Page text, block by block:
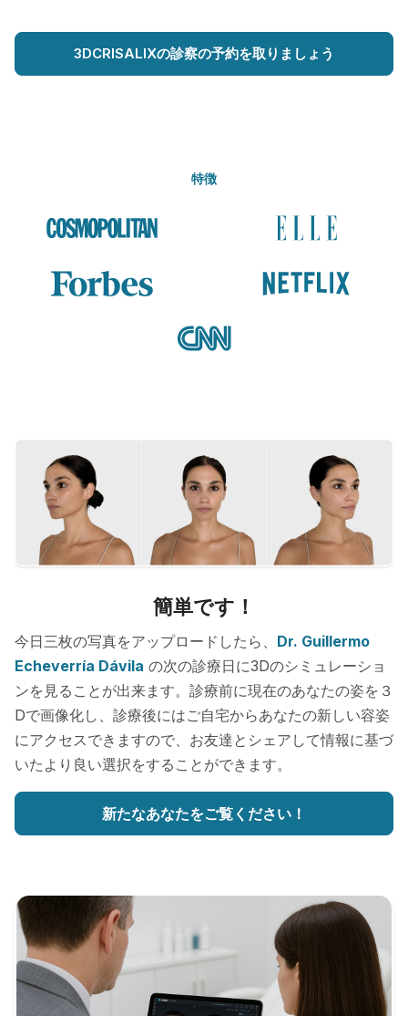
3DCRISALIXの診察の予約を取りましょう
特徴
簡単です！
今日三枚の写真をアップロードしたら、 Dr. Guillermo
Echeverría Dávila の次の診療日に3Dのシミュレーショ
ンを見ることが出来ます。診療前に現在のあなたの姿を３
Dで画像化し、診療後にはご自宅からあなたの新しい容姿
にアクセスできますので、お友達とシェアして情報に基づ
いたより良い選択をすることができます。
新たなあなたをご覧ください！